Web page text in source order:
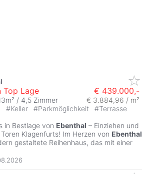
Top Lage € 439.000,-
/ 4,5 Zimmer
€ 3.884,96 / m²
#Keller #Parkmöglichkeit #Terrasse
in Bestlage von Ebenthal – Einziehen und
Klagenfurts! Im Herzen von Ebenthal
gestaltete Reihenhaus, das mit einer